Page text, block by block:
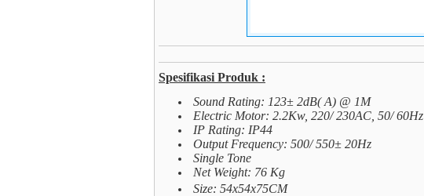
Spesifikasi Produk :
Sound Rating: 123± 2dB( A) @ 1M
Electric Motor: 2.2Kw, 220/ 230AC, 50/ 60Hz
IP Rating: IP44
Output Frequency: 500/ 550± 20Hz
Single Tone
Net Weight: 76 Kg
Size: 54x54x75CM